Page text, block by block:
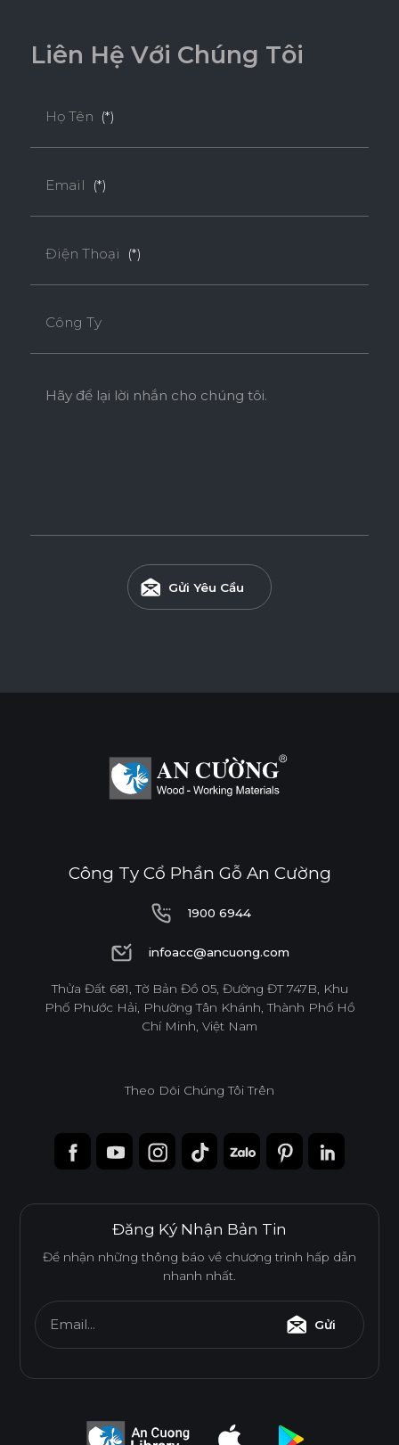
năng chống nước vượt trội và chống mối mọt hiệu quả, phù
hợp cho các khu vực ẩm ướt như nhà tắm, bếp và khu giặt.
CHỐNG MỐI MỌT CHỐNG TRẦY XƯỚC CAO
THÂN THIỆN MÔI TRƯỜNG
Kích thước(mm) 6 10 12 15
1220*3050
1220*3660 o
* Tuỳ theo mã sản phẩm sẽ có kích thước khác
nhau.
Liên Hệ Với Chúng Tôi
Họ Tên (*)
Email (*)
Điện Thoại (*)
Công Ty
Hãy để lại lời nhắn cho chúng tôi.
Gửi Yêu Cầu
Công Ty Cổ Phần Gỗ An Cường
1900 6944
1900 6944
infoacc@ancuong.com
infoacc@ancuong.com
Thửa Đất 681, Tờ Bản Đồ 05, Đường ĐT 747B, Khu
Phố Phước Hải, Phường Tân Khánh, Thành Phố Hồ
Chí Minh, Việt Nam
Theo Dõi Chúng Tôi Trên
Đăng Ký Nhận Bản Tin
Để nhận những thông báo về chương trình hấp dẫn
nhanh nhất.
Email... Gửi